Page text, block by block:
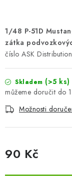
Obchodní podmínky
Reklamační řád
Převodník
FAQ
Výstavy 2026
1/48 P-51D
zátka
číslo ASK
Skladem (>5 ks)
Možnosti
90 Kč